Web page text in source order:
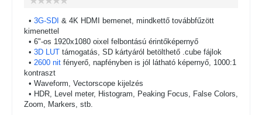
• 3G-SDI & 4K HDMI bemenet, mindkettő továbbfűzött
kimenettel
• 6"-os 1920x1080 oixel felbontású érintőképernyő
• 3D LUT támogatás, SD kártyáról betölthető .cube fájlok
• 2600 nit fényerő, napfényben is jól látható képernyő, 1000:1
kontraszt
• Waveform, Vectorscope kijelzés
• HDR, Level meter, Histogram, Peaking Focus, False Colors,
Zoom, Markers, stb.